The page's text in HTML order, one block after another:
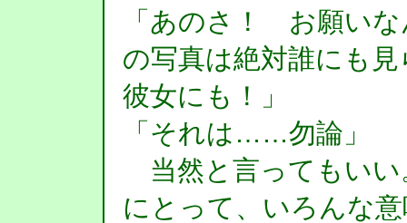
「あのさ！ お願い
の写真は絶対誰にも
彼女にも！」
「それは……勿論」
当然と言ってもいい
にとって、いろんな